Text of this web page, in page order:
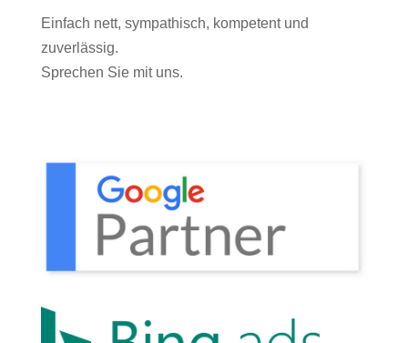
Einfach nett, sympathisch, kompetent und
zuverlässig.
Sprechen Sie mit uns.